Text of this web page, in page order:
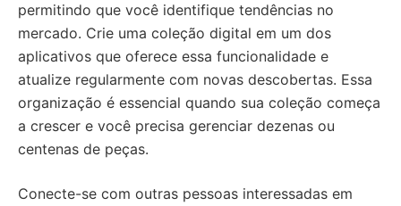
permitindo que você identifique tendências no
mercado. Crie uma coleção digital em um dos
aplicativos que oferece essa funcionalidade e
atualize regularmente com novas descobertas. Essa
organização é essencial quando sua coleção começa
a crescer e você precisa gerenciar dezenas ou
centenas de peças.
Conecte-se com outras pessoas interessadas em